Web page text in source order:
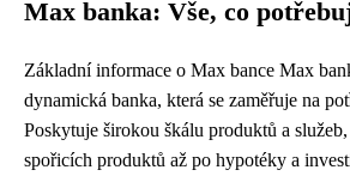
Max banka: Vše, co
Základní informace o Max bance Max
dynamická banka, která se zaměřuje na
Poskytuje širokou škálu produktů a
spořicích produktů až po hypotéky a